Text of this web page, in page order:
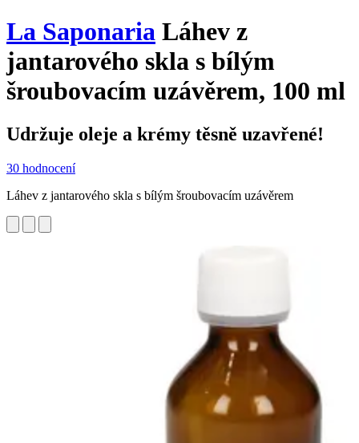
La Saponaria Láhev z
jantarového skla s bílým
šroubovacím uzávěrem, 100 ml
Udržuje oleje a krémy těsně uzavřené!
30 hodnocení
Láhev z jantarového skla s bílým šroubovacím uzávěrem